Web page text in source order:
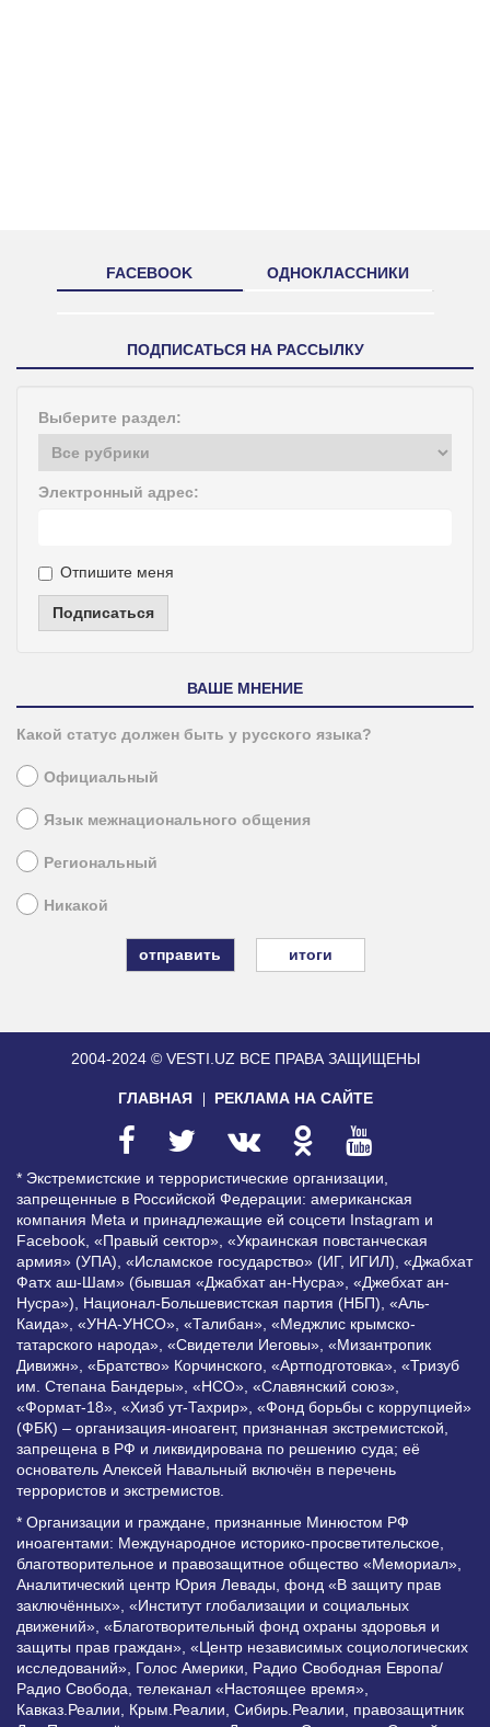
FACEBOOK ОДНОКЛАССНИКИ
ПОДПИСАТЬСЯ НА РАССЫЛКУ
Выберите раздел:
Электронный адрес:
Отпишите меня
Подписаться
ВАШЕ МНЕНИЕ
Какой статус должен быть у русского языка?
Официальный
Язык межнационального общения
Региональный
Никакой
итоги
2004-2024 © VESTI.UZ ВСЕ ПРАВА ЗАЩИЩЕНЫ
ГЛАВНАЯ РЕКЛАМА НА САЙТЕ
* Экстремистские и террористические организации,
запрещенные в Российской Федерации: американская
компания Meta и принадлежащие ей соцсети Instagram и
Facebook, «Правый сектор», «Украинская повстанческая
армия» (УПА), «Исламское государство» (ИГ, ИГИЛ), «Джабхат
Фатх аш-Шам» (бывшая «Джабхат ан-Нусра», «Джебхат ан-
Нусра»), Национал-Большевистская партия (НБП), «Аль-
Каида», «УНА-УНСО», «Талибан», «Меджлис крымско-
татарского народа», «Свидетели Иеговы», «Мизантропик
Дивижн», «Братство» Корчинского, «Артподготовка», «Тризуб
им. Степана Бандеры», «НСО», «Славянский союз»,
«Формат-18», «Хизб ут-Тахрир», «Фонд борьбы с коррупцией»
(ФБК) – организация-иноагент, признанная экстремистской,
запрещена в РФ и ликвидирована по решению суда; её
основатель Алексей Навальный включён в перечень
террористов и экстремистов.
* Организации и граждане, признанные Минюстом РФ
иноагентами: Международное историко-просветительское,
благотворительное и правозащитное общество «Мемориал»,
Аналитический центр Юрия Левады, фонд «В защиту прав
заключённых», «Институт глобализации и социальных
движений», «Благотворительный фонд охраны здоровья и
защиты прав граждан», «Центр независимых социологических
исследований», Голос Америки, Радио Свободная Европа/
Радио Свобода, телеканал «Настоящее время»,
Кавказ.Реалии, Крым.Реалии, Сибирь.Реалии, правозащитник